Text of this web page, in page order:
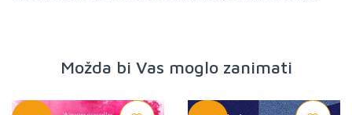
Možda bi Vas moglo zanimati